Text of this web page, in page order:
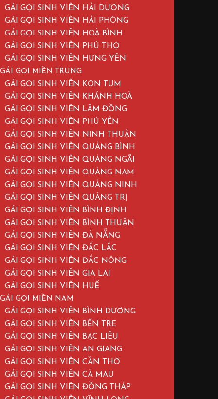
GÁI GỌI SINH VIÊN HẢI DƯƠNG
GÁI GỌI SINH VIÊN HẢI PHÒNG
GÁI GỌI SINH VIÊN HOÀ BÌNH
GÁI GỌI SINH VIÊN PHÚ THỌ
GÁI GỌI SINH VIÊN HƯNG YÊN
GÁI GỌI MIỀN TRUNG
GÁI GỌI SINH VIÊN KON TUM
GÁI GỌI SINH VIÊN KHÁNH HOÀ
GÁI GỌI SINH VIÊN LÂM ĐỒNG
GÁI GỌI SINH VIÊN PHÚ YÊN
GÁI GỌI SINH VIÊN NINH THUẬN
GÁI GỌI SINH VIÊN QUẢNG BÌNH
GÁI GỌI SINH VIÊN QUẢNG NGÃI
GÁI GỌI SINH VIÊN QUẢNG NAM
GÁI GỌI SINH VIÊN QUẢNG NINH
GÁI GỌI SINH VIÊN QUẢNG TRỊ
GÁI GỌI SINH VIÊN BÌNH ĐỊNH
GÁI GỌI SINH VIÊN BÌNH THUẬN
GÁI GỌI SINH VIÊN ĐÀ NẴNG
GÁI GỌI SINH VIÊN ĐẮC LẮC
GÁI GỌI SINH VIÊN ĐẮC NÔNG
GÁI GỌI SINH VIÊN GIA LAI
GÁI GỌI SINH VIÊN HUẾ
GÁI GỌI MIỀN NAM
GÁI GỌI SINH VIÊN BÌNH DƯƠNG
GÁI GỌI SINH VIÊN BẾN TRE
GÁI GỌI SINH VIÊN BẠC LIÊU
GÁI GỌI SINH VIÊN AN GIANG
GÁI GỌI SINH VIÊN CẦN THƠ
GÁI GỌI SINH VIÊN CÀ MAU
GÁI GỌI SINH VIÊN ĐỒNG THÁP